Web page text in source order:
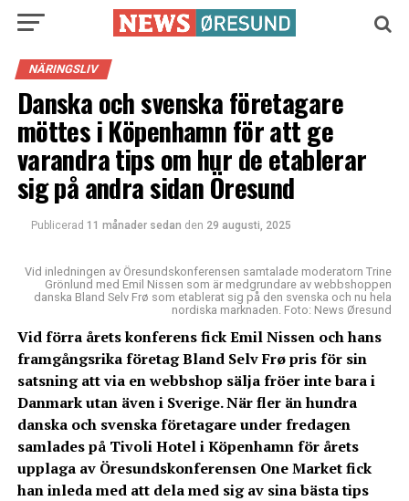
NÄRINGSLIV
Danska och svenska företagare
möttes i Köpenhamn för att ge
varandra tips om hur de etablerar
sig på andra sidan Öresund
Publicerad 11 månader sedan den 29 augusti, 2025
Vid inledningen av Öresundskonferensen samtalade moderatorn Trine
Grönlund med Emil Nissen som är medgrundare av webbshoppen
danska Bland Selv Frø som etablerat sig på den svenska och nu hela
nordiska marknaden. Foto: News Øresund
Vid förra årets konferens fick Emil Nissen och hans
framgångsrika företag Bland Selv Frø pris för sin
satsning att via en webbshop sälja fröer inte bara i
Danmark utan även i Sverige. När fler än hundra
danska och svenska företagare under fredagen
samlades på Tivoli Hotel i Köpenhamn för årets
upplaga av Öresundskonferensen One Marketfick
han inleda med att dela med sig av sina bästa tips